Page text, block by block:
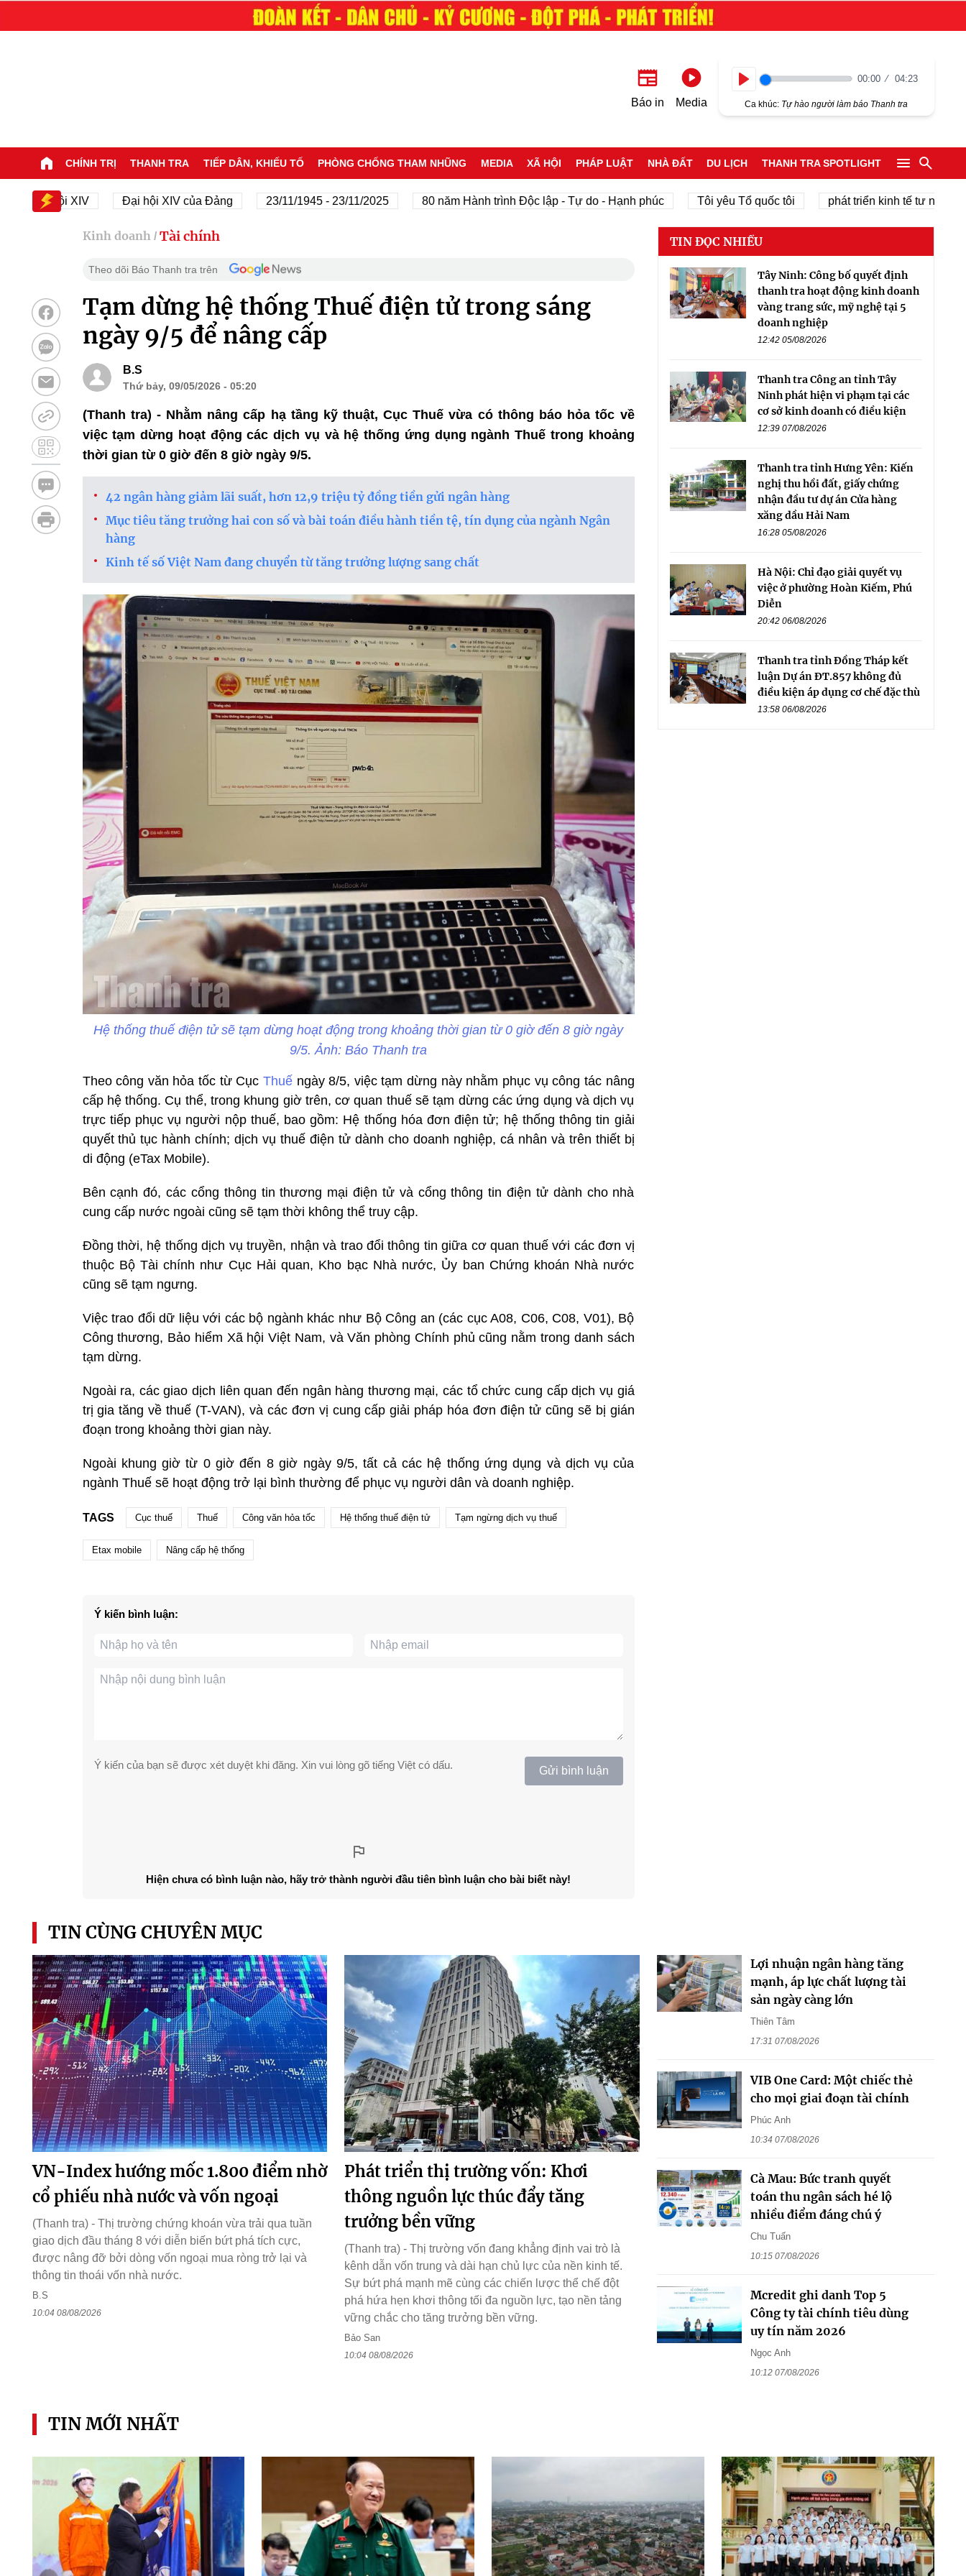
Báo in Media
00:00 04:23
Ca khúc: Tự hào người làm báo Thanh tra
CHÍNH TRỊ THANH TRA TIẾP DÂN, KHIẾU TỐ PHÒNG CHỐNG THAM NHŨNG MEDIA XÃ HỘI PHÁP LUẬT NHÀ ĐẤT DU LỊCH THANH TRA SPOTLIGHT
hội XIV Đại hội XIV của Đảng 23/11/1945 - 23/11/2025 80 năm Hành trình Độc lập - Tự do - Hạnh phúc Tôi yêu Tổ quốc tôi phát triển kinh tế tư nhân
Kinh doanh / Tài chính
Theo dõi Báo Thanh tra trên
Tạm dừng hệ thống Thuế điện tử trong sáng
ngày 9/5 để nâng cấp
B.S
Thứ bảy, 09/05/2026 - 05:20
(Thanh tra) - Nhằm nâng cấp hạ tầng kỹ thuật, Cục Thuế vừa có thông báo hỏa tốc về
việc tạm dừng hoạt động các dịch vụ và hệ thống ứng dụng ngành Thuế trong khoảng
thời gian từ 0 giờ đến 8 giờ ngày 9/5.
42 ngân hàng giảm lãi suất, hơn 12,9 triệu tỷ đồng tiền gửi ngân hàng
Mục tiêu tăng trưởng hai con số và bài toán điều hành tiền tệ, tín dụng của ngành Ngân
hàng
Kinh tế số Việt Nam đang chuyển từ tăng trưởng lượng sang chất
Hệ thống thuế điện tử sẽ tạm dừng hoạt động trong khoảng thời gian từ 0 giờ đến 8 giờ ngày
9/5. Ảnh: Báo Thanh tra
Theo công văn hỏa tốc từ Cục Thuếngày 8/5, việc tạm dừng này nhằm phục vụ công tác nâng
cấp hệ thống. Cụ thể, trong khung giờ trên, cơ quan thuế sẽ tạm dừng các ứng dụng và dịch vụ
trực tiếp phục vụ người nộp thuế, bao gồm: Hệ thống hóa đơn điện tử; hệ thống thông tin giải
quyết thủ tục hành chính; dịch vụ thuế điện tử dành cho doanh nghiệp, cá nhân và trên thiết bị
di động (eTax Mobile).
Bên cạnh đó, các cổng thông tin thương mại điện tử và cổng thông tin điện tử dành cho nhà
cung cấp nước ngoài cũng sẽ tạm thời không thể truy cập.
Đồng thời, hệ thống dịch vụ truyền, nhận và trao đổi thông tin giữa cơ quan thuế với các đơn vị
thuộc Bộ Tài chính như Cục Hải quan, Kho bạc Nhà nước, Ủy ban Chứng khoán Nhà nước
cũng sẽ tạm ngưng.
Việc trao đổi dữ liệu với các bộ ngành khác như Bộ Công an (các cục A08, C06, C08, V01), Bộ
Công thương, Bảo hiểm Xã hội Việt Nam, và Văn phòng Chính phủ cũng nằm trong danh sách
tạm dừng.
Ngoài ra, các giao dịch liên quan đến ngân hàng thương mại, các tổ chức cung cấp dịch vụ giá
trị gia tăng về thuế (T-VAN), và các đơn vị cung cấp giải pháp hóa đơn điện tử cũng sẽ bị gián
đoạn trong khoảng thời gian này.
Ngoài khung giờ từ 0 giờ đến 8 giờ ngày 9/5, tất cả các hệ thống ứng dụng và dịch vụ của
ngành Thuế sẽ hoạt động trở lại bình thường để phục vụ người dân và doanh nghiệp.
TAGS Cục thuế Thuế Công văn hỏa tốc Hệ thống thuế điện tử Tạm ngừng dịch vụ thuế
Etax mobile Nâng cấp hệ thống
Ý kiến bình luận:
Ý kiến của bạn sẽ được xét duyệt khi đăng. Xin vui lòng gõ tiếng Việt có dấu. Gửi bình luận
Hiện chưa có bình luận nào, hãy trở thành người đầu tiên bình luận cho bài biết này!
TIN ĐỌC NHIỀU
Tây Ninh: Công bố quyết định
thanh tra hoạt động kinh doanh
vàng trang sức, mỹ nghệ tại 5
doanh nghiệp
12:42 05/08/2026
Thanh tra Công an tỉnh Tây
Ninh phát hiện vi phạm tại các
cơ sở kinh doanh có điều kiện
12:39 07/08/2026
Thanh tra tỉnh Hưng Yên: Kiến
nghị thu hồi đất, giấy chứng
nhận đầu tư dự án Cửa hàng
xăng dầu Hải Nam
16:28 05/08/2026
Hà Nội: Chỉ đạo giải quyết vụ
việc ở phường Hoàn Kiếm, Phú
Diễn
20:42 06/08/2026
Thanh tra tỉnh Đồng Tháp kết
luận Dự án ĐT.857 không đủ
điều kiện áp dụng cơ chế đặc thù
13:58 06/08/2026
TIN CÙNG CHUYÊN MỤC
VN-Index hướng mốc 1.800 điểm nhờ
cổ phiếu nhà nước và vốn ngoại
(Thanh tra) - Thị trường chứng khoán vừa trải qua tuần
giao dịch đầu tháng 8 với diễn biến bứt phá tích cực,
được nâng đỡ bởi dòng vốn ngoại mua ròng trở lại và
thông tin thoái vốn nhà nước.
B.S
10:04 08/08/2026
Phát triển thị trường vốn: Khơi
thông nguồn lực thúc đẩy tăng
trưởng bền vững
(Thanh tra) - Thị trường vốn đang khẳng định vai trò là
kênh dẫn vốn trung và dài hạn chủ lực của nền kinh tế.
Sự bứt phá mạnh mẽ cùng các chiến lược thể chế đột
phá hứa hẹn khơi thông tối đa nguồn lực, tạo nền tảng
vững chắc cho tăng trưởng bền vững.
Bảo San
10:04 08/08/2026
Lợi nhuận ngân hàng tăng
mạnh, áp lực chất lượng tài
sản ngày càng lớn
Thiên Tâm
17:31 07/08/2026
VIB One Card: Một chiếc thẻ
cho mọi giai đoạn tài chính
Phúc Anh
10:34 07/08/2026
Cà Mau: Bức tranh quyết
toán thu ngân sách hé lộ
nhiều điểm đáng chú ý
Chu Tuấn
10:15 07/08/2026
Mcredit ghi danh Top 5
Công ty tài chính tiêu dùng
uy tín năm 2026
Ngọc Anh
10:12 07/08/2026
TIN MỚI NHẤT